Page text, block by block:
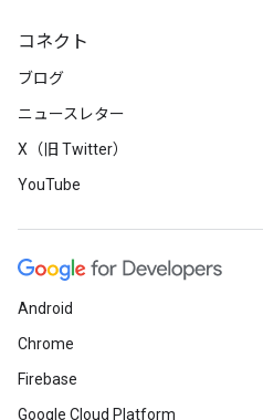
コネクト
ブログ
ニュースレター
X（旧 Twitter）
YouTube
Android
Chrome
Firebase
Google Cloud Platform